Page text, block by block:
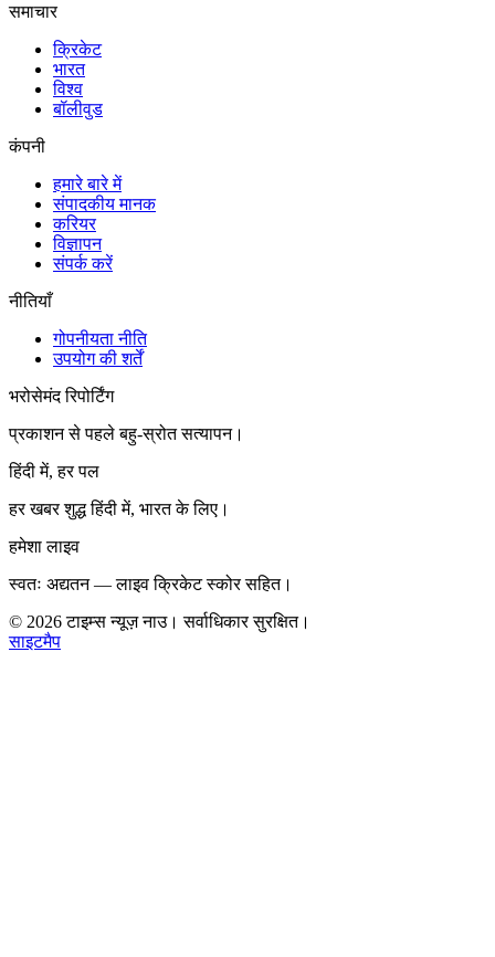
समाचार
क्रिकेट
भारत
विश्व
बॉलीवुड
कंपनी
हमारे बारे में
संपादकीय मानक
करियर
विज्ञापन
संपर्क करें
नीतियाँ
गोपनीयता नीति
उपयोग की शर्तें
भरोसेमंद रिपोर्टिंग
प्रकाशन से पहले बहु-स्रोत सत्यापन।
हिंदी में, हर पल
हर खबर शुद्ध हिंदी में, भारत के लिए।
हमेशा लाइव
स्वतः अद्यतन — लाइव क्रिकेट स्कोर सहित।
© 2026टाइम्स न्यूज़ नाउ। सर्वाधिकार सुरक्षित।
साइटमैप